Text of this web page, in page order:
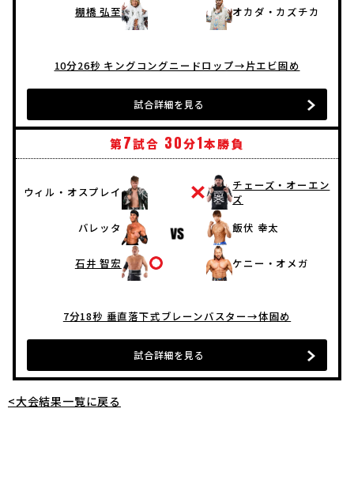
棚橋 弘至 オカダ・カズチカ
10分26秒 キングコングニードロップ→片エビ固め
試合詳細を見る
第7試合 30分1本勝負
ウィル・オスプレイ
バレッタ
石井 智宏
チェーズ・オーエン
ズ
飯伏 幸太
ケニー・オメガ
7分18秒 垂直落下式ブレーンバスター→体固め
試合詳細を見る
<大会結果一覧に戻る